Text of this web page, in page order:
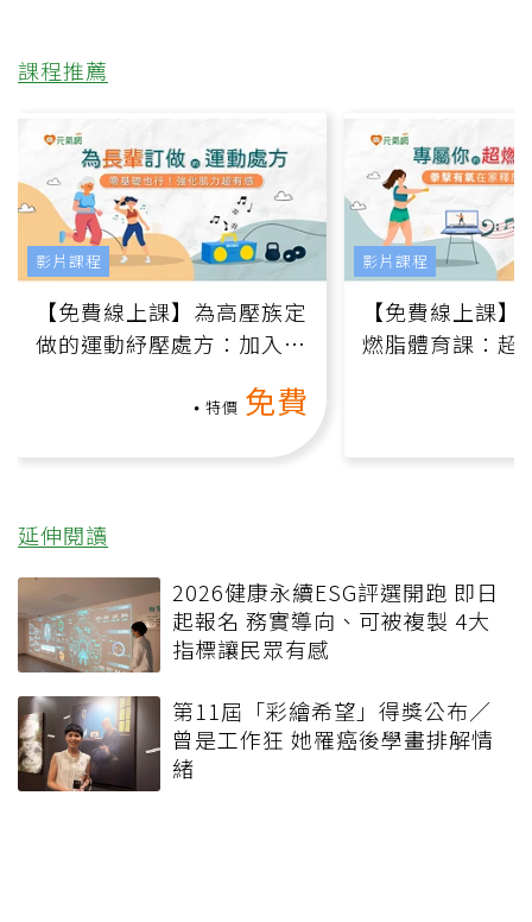
課程推薦
【免費線上課】為高壓族定
做的運動紓壓處方：加入行
特價 免費
影片課程
【免費線上課
燃脂體育課：超
影片課程
延伸閱讀
2026健康永續ESG評選開跑 即日
起報名 務實導向、可被複製 4大
指標讓民眾有感
第11屆「彩繪希望」得獎公布／
曾是工作狂 她罹癌後學畫排解情
緒